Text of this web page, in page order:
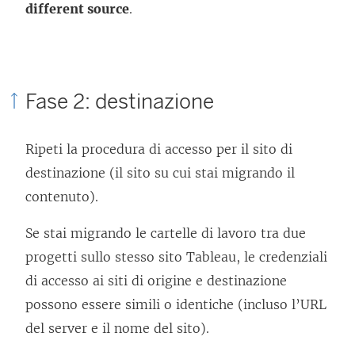
different source.
Fase 2: destinazione
Ripeti la procedura di accesso per il sito di
destinazione (il sito su cui stai migrando il
contenuto).
Se stai migrando le cartelle di lavoro tra due
progetti sullo stesso sito Tableau, le credenziali
di accesso ai siti di origine e destinazione
possono essere simili o identiche (incluso l’URL
del server e il nome del sito).